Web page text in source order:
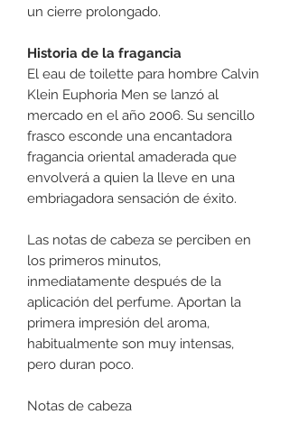
un cierre prolongado.
Historia de la fragancia
El eau de toilette para hombre Calvin
Klein Euphoria Men se lanzó al
mercado en el año 2006. Su sencillo
frasco esconde una encantadora
fragancia oriental amaderada que
envolverá a quien la lleve en una
embriagadora sensación de éxito.
Las notas de cabeza se perciben en
los primeros minutos,
inmediatamente después de la
aplicación del perfume. Aportan la
primera impresión del aroma,
habitualmente son muy intensas,
pero duran poco.
Notas de cabeza